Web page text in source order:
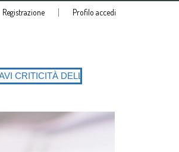
Registrazione Profilo accedi
PIATTAFORMA SIATeSS con la